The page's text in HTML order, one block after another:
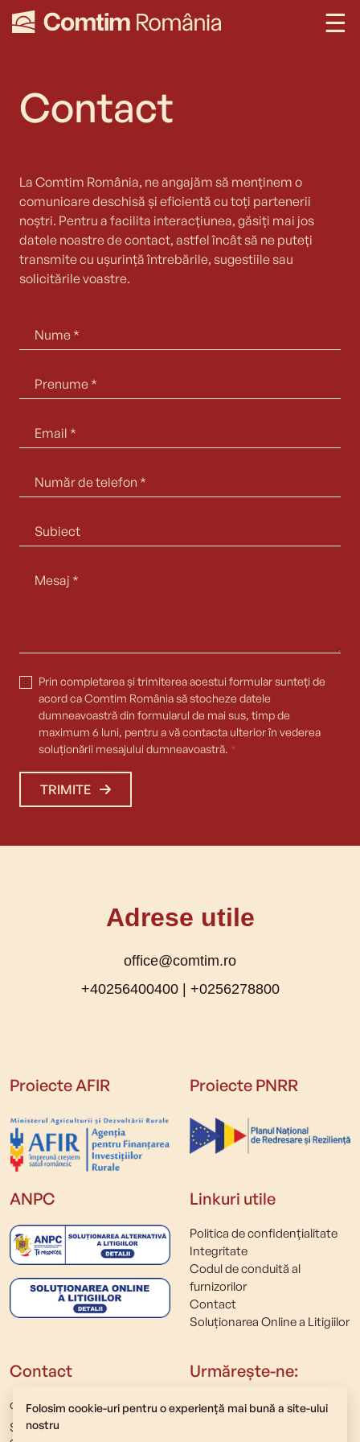
Folosim cookie-uri pentru o experienţă mai bună a site-ului
nostru
Contact
La Comtim România, ne angajăm să menținem o
comunicare deschisă și eficientă cu toți partenerii
noștri. Pentru a facilita interacțiunea, găsiți mai jos
datele noastre de contact, astfel încât să ne puteți
transmite cu ușurință întrebările, sugestiile sau
solicitările voastre.
Prin completarea și trimiterea acestui formular sunteți de
acord ca Comtim România să stocheze datele
dumneavoastră din formularul de mai sus, timp de
maximum 6 luni, pentru a vă contacta ulterior în vederea
soluționării mesajului dumneavoastră. *
TRIMITE
Adrese utile
office@comtim.ro
+40256400400 | +0256278800
Proiecte AFIR Proiecte PNRR
ANPC Linkuri utile
Politica de confidențialitate
Integritate
Codul de conduită al
furnizorilor
Contact
Soluționarea Online a Litigiilor
Contact
office@comtim.ro
Str. Polonă, Nr. 4, corp
Urmărește-ne: